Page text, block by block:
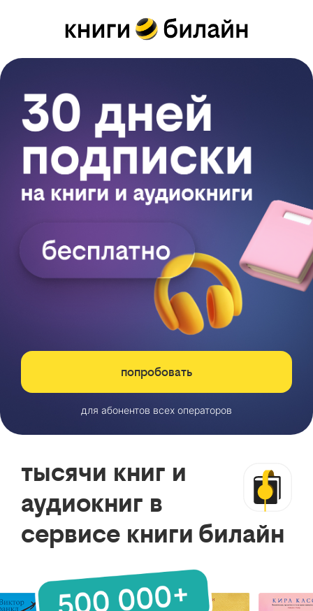
попробовать
для абонентов всех операторов
тысячи книг и
аудиокниг в
сервисе книги билайн